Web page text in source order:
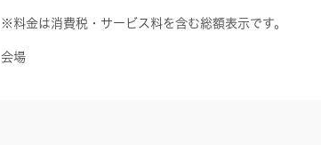
※料金は消費税・サービス料を含む総額表示です。
会場